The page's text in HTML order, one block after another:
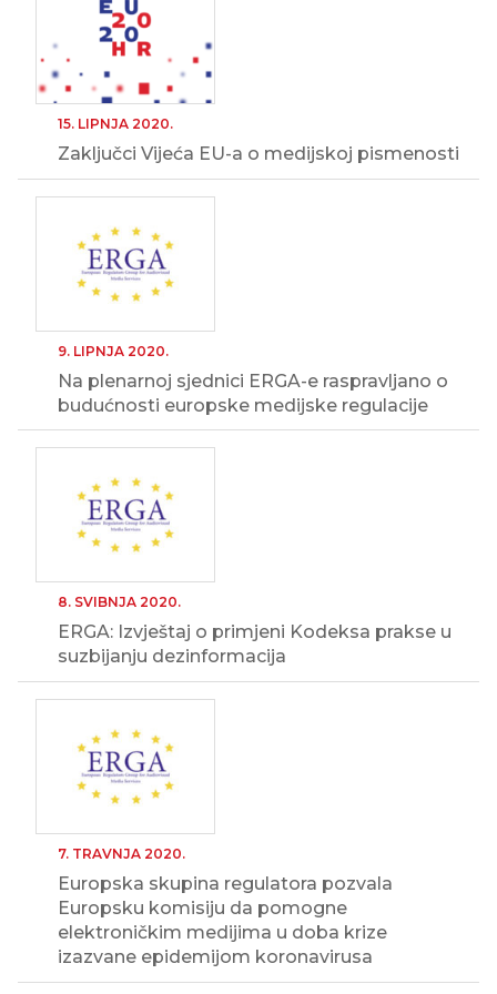
15. LIPNJA 2020.
Zaključci Vijeća EU-a o medijskoj pismenosti
9. LIPNJA 2020.
Na plenarnoj sjednici ERGA-e raspravljano o
budućnosti europske medijske regulacije
8. SVIBNJA 2020.
ERGA: Izvještaj o primjeni Kodeksa prakse u
suzbijanju dezinformacija
7. TRAVNJA 2020.
Europska skupina regulatora pozvala
Europsku komisiju da pomogne
elektroničkim medijima u doba krize
izazvane epidemijom koronavirusa